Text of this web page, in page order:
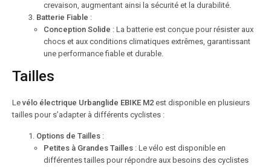
crevaison, augmentant ainsi la sécurité et la durabilité.
Batterie Fiable :
Conception Solide : La batterie est conçue pour résister aux
chocs et aux conditions climatiques extrêmes, garantissant
une performance fiable et durable.
Tailles
Levélo électrique Urbanglide EBIKE M2 est disponible en plusieurs
tailles pour s’adapter à différents cyclistes :
Options de Tailles :
Petites à Grandes Tailles : Le vélo est disponible en
différentes tailles pour répondre aux besoins des cyclistes